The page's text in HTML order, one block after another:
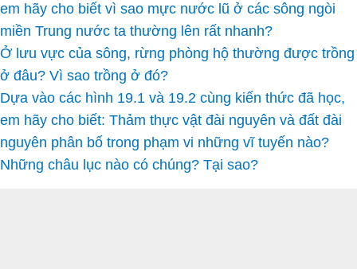
em hãy cho biết vì sao mực nước lũ ở các sông ngòi
miền Trung nước ta thường lên rất nhanh?
Ở lưu vực của sông, rừng phòng hộ thường được trồng
ở đâu? Vì sao trồng ở đó?
Dựa vào các hình 19.1 và 19.2 cùng kiến thức đã học,
em hãy cho biết: Thảm thực vật đài nguyên và đất đài
nguyên phân bố trong phạm vi những vĩ tuyến nào?
Những châu lục nào có chúng? Tại sao?